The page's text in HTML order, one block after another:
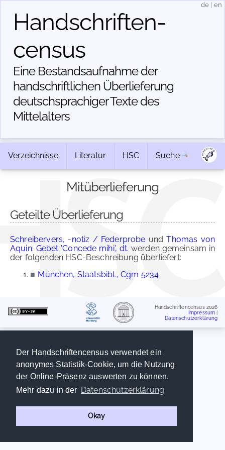
Der Handschriftencensus verwendet ein
anonymes Statistik-Cookie, um die Nutzung
der Online-Präsenz auswerten zu können.
Mehr dazu in der Datenschutzerklärung
Okay
Handschriften­
census
Eine Bestandsaufnahme der
handschriftlichen Über­lieferung
deutschsprachiger Texte des
Mittelalters
de en
Verzeichnisse Literatur HSC Suche
Mitüberlieferung
Geteilte Überlieferung
Schreibervers, -notiz / Federprobe undThomas von
Aquin: Gebet 'Concede mihi', dt. werden gemeinsam in
der folgenden HSC-Beschreibung überliefert:
■ München, Staatsbibl., Cgm 5234
Handschriftencensus 2026
Impressum
Datenschutzerklärung